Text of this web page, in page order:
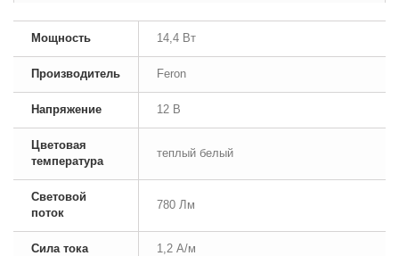
Мощность 14,4 Вт
Производитель Feron
Напряжение 12 В
Цветовая
температура
теплый белый
Световой
поток
780 Лм
Сила тока 1,2 А/м